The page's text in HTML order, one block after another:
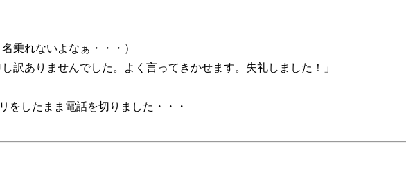
れないよなぁ・・・）
ませんでした。よく言ってきかせます。失礼しました！」
たまま電話を切りました・・・